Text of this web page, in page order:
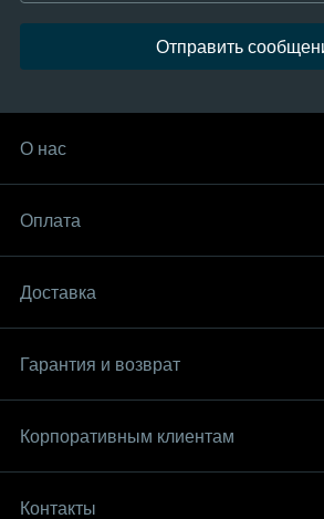
Отправить
О нас
Оплата
Доставка
Гарантия и возврат
Корпоративным клиентам
Контакты